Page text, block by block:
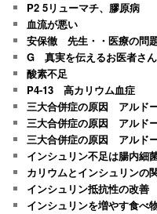
P2 5リューマチ、膠原病
血流が悪い
安保徹 先生・・医療の問
G 真実を伝えるお医者さ
酸素不足
P4-13 高カリウム血症
三大合併症の原因 アルド
三大合併症の原因 アルド
三大合併症の原因 アルド
インシュリン不足は腸内
カリウムとインシュリンの
インシュリン抵抗性の改善
インシュリンを増やす食べ